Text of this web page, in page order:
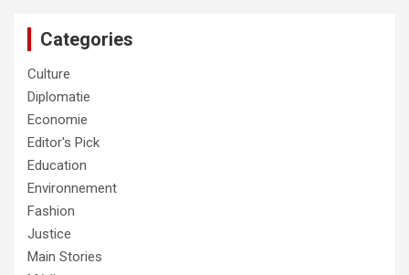
Categories
Culture
Diplomatie
Economie
Editor's Pick
Education
Environnement
Fashion
Justice
Main Stories